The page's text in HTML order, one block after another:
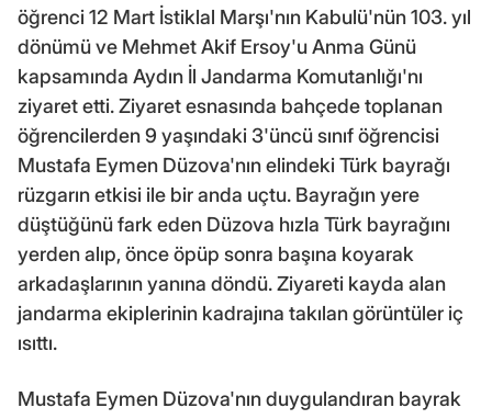
öğrenci 12 Mart İstiklal Marşı'nın Kabulü'nün 103. yıl
dönümü ve Mehmet Akif Ersoy'u Anma Günü
kapsamında Aydın İl Jandarma Komutanlığı'nı
ziyaret etti. Ziyaret esnasında bahçede toplanan
öğrencilerden 9 yaşındaki 3'üncü sınıf öğrencisi
Mustafa Eymen Düzova'nın elindeki Türk bayrağı
rüzgarın etkisi ile bir anda uçtu. Bayrağın yere
düştüğünü fark eden Düzova hızla Türk bayrağını
yerden alıp, önce öpüp sonra başına koyarak
arkadaşlarının yanına döndü. Ziyareti kayda alan
jandarma ekiplerinin kadrajına takılan görüntüler iç
ısıttı.
Mustafa Eymen Düzova'nın duygulandıran bayrak